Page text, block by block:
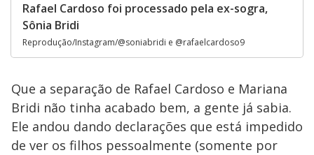
Rafael Cardoso foi processado pela ex-sogra,
Sônia Bridi
Reprodução/Instagram/@soniabridi e @rafaelcardoso9
Que a separação de Rafael Cardoso e Mariana
Bridi não tinha acabado bem, a gente já sabia.
Ele andou dando declarações que está impedido
de ver os filhos pessoalmente (somente por